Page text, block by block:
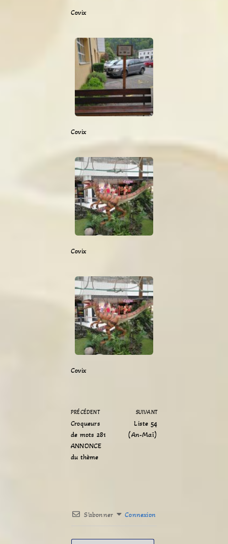
Covix
Covix
Covix
Covix
PRÉCÉDENT
Croqueurs
de mots 281
ANNONCE
du thème
SUIVANT
Liste 54
(An-Maï)
S’abonner Connexion